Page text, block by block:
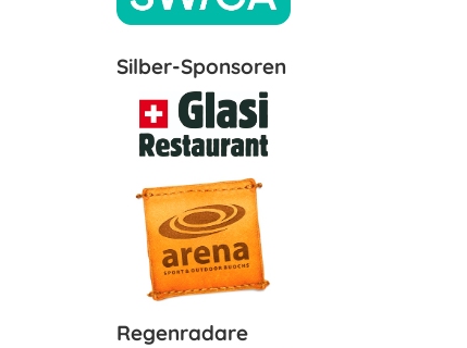
Silber-Sponsoren
Regenradare